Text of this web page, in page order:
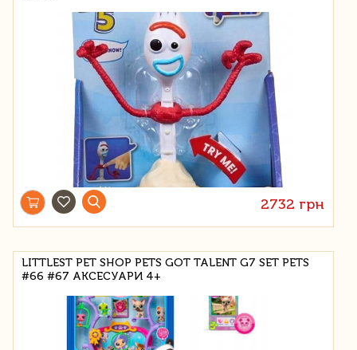
2732 грн
LITTLEST PET SHOP PETS GOT TALENT G7 SET PETS
#66 #67 АКСЕСУАРИ 4+